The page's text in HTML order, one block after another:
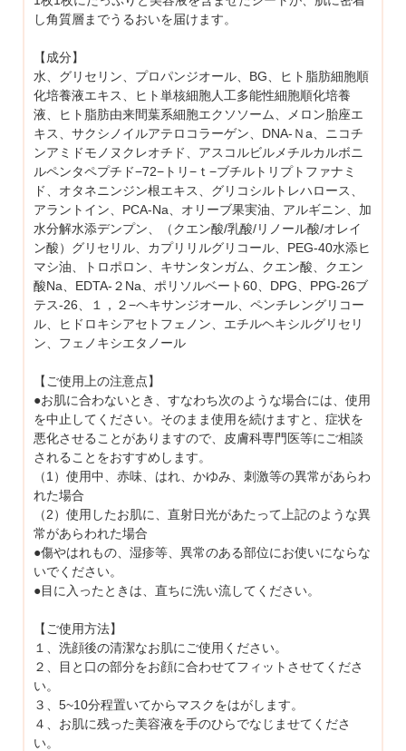
し角質層までうるおいを届けます。
【成分】
水、グリセリン、プロパンジオール、BG、ヒト脂肪細胞順
化培養液エキス、ヒト単核細胞人工多能性細胞順化培養
液、ヒト脂肪由来間葉系細胞エクソソーム、メロン胎座エ
キス、サクシノイルアテロコラーゲン、DNA-Ｎa、ニコチ
ンアミドモノヌクレオチド、アスコルビルメチルカルボニ
ルペンタペプチド−72−トリ−ｔ−ブチルトリプトファナミ
ド、オタネニンジン根エキス、グリコシルトレハロース、
アラントイン、PCA-Na、オリーブ果実油、アルギニン、加
水分解水添デンプン、（クエン酸/乳酸/リノール酸/オレイ
ン酸）グリセリル、カプリリルグリコール、PEG-40水添ヒ
マシ油、トロポロン、キサンタンガム、クエン酸、クエン
酸Na、EDTA-２Na、ポリソルベート60、DPG、PPG-26ブ
テス-26、１，２−ヘキサンジオール、ペンチレングリコー
ル、ヒドロキシアセトフェノン、エチルヘキシルグリセリ
ン、フェノキシエタノール
【ご使用上の注意点】
●お肌に合わないとき、すなわち次のような場合には、使用
を中止してください。そのまま使用を続けますと、症状を
悪化させることがありますので、皮膚科専門医等にご相談
されることをおすすめします。
（1）使用中、赤味、はれ、かゆみ、刺激等の異常があらわ
れた場合
（2）使用したお肌に、直射日光があたって上記のような異
常があらわれた場合
●傷やはれもの、湿疹等、異常のある部位にお使いにならな
いでください。
●目に入ったときは、直ちに洗い流してください。
【ご使用方法】
１、洗顔後の清潔なお肌にご使用ください。
２、目と口の部分をお顔に合わせてフィットさせてくださ
い。
３、5~10分程置いてからマスクをはがします。
４、お肌に残った美容液を手のひらでなじませてくださ
い。